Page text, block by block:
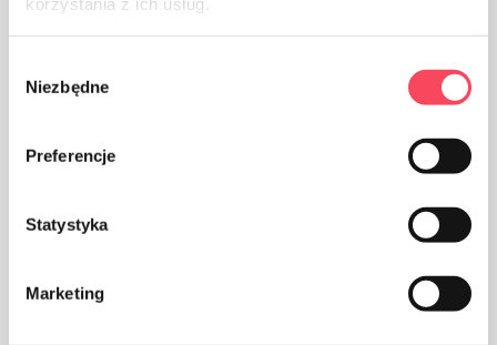
zgody
Niezbędne
Preferencje
Statystyka
Marketing
Įspėjimai